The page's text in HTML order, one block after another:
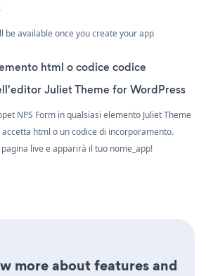
be available once you create your app
html o codice codice
Juliet Theme for WordPress
NPS Form in qualsiasi elemento Juliet Theme
html o un codice di incorporamento.
live e apparirà il tuo nome_app!
more about features and